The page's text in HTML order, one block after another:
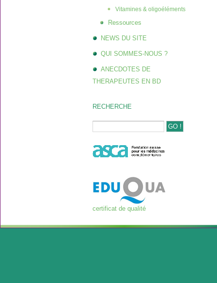
Vitamines & oligoéléments
Ressources
NEWS DU SITE
QUI SOMMES-NOUS ?
ANECDOTES DE
THERAPEUTES EN BD
RECHERCHE
certificat de qualité